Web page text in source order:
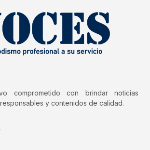
comprometido con brindar noticias
y contenidos de calidad.